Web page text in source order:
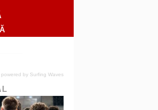
powered by Surfing Waves